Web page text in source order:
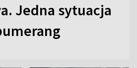
Jedna sytuacja